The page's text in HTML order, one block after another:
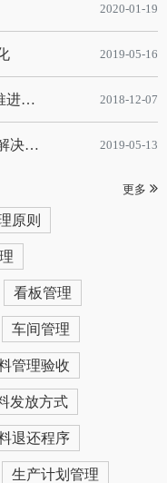
2020-01-19
2019-05-16
2018年12月7日 强强联手，共同推进电子器件领域APS应用典范 风华高科生产自动化工业互联网应用项目-APS项目启动会 2018-12-07
生产管理软件系统基于信息化的解决方案 2019-05-13
更多
原则
看板管理
车间管理
管理验收
发放方式
退还程序
生产计划管理